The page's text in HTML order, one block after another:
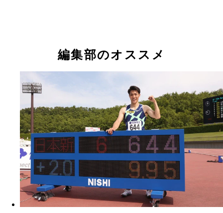
編集部のオススメ